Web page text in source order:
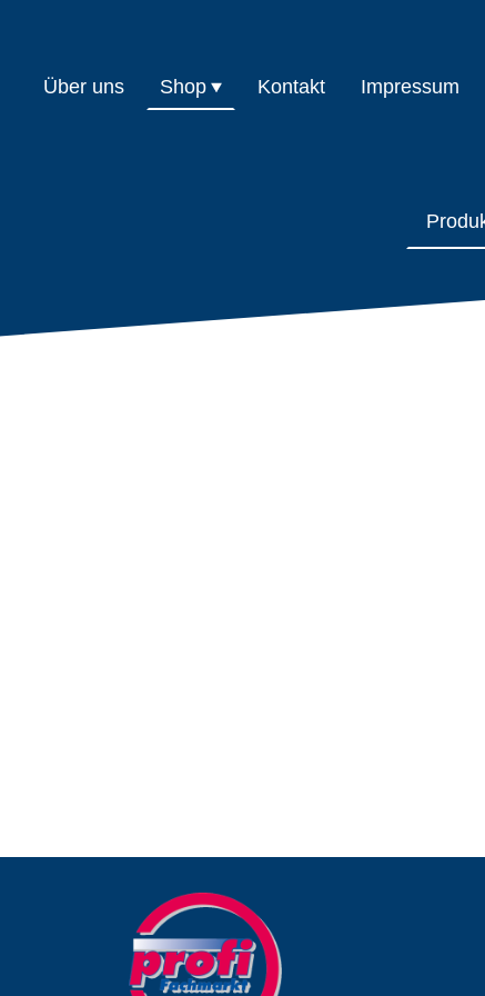
Über uns Shop Kontakt Impressum